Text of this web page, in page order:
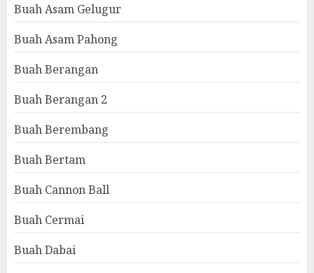
Buah Asam Gelugur
Buah Asam Pahong
Buah Berangan
Buah Berangan 2
Buah Berembang
Buah Bertam
Buah Cannon Ball
Buah Cermai
Buah Dabai